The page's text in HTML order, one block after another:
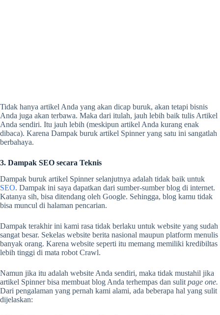
Tidak hanya artikel Anda yang akan dicap buruk, akan tetapi bisnis
Anda juga akan terbawa. Maka dari itulah, jauh lebih baik tulis Artikel
Anda sendiri. Itu jauh lebih (meskipun artikel Anda kurang enak
dibaca). Karena Dampak buruk artikel Spinner yang satu ini sangatlah
berbahaya.
3. Dampak SEO secara Teknis
Dampak buruk artikel Spinner selanjutnya adalah tidak baik untuk
SEO. Dampak ini saya dapatkan dari sumber-sumber blog di internet.
Katanya sih, bisa ditendang oleh Google. Sehingga, blog kamu tidak
bisa muncul di halaman pencarian.
Dampak terakhir ini kami rasa tidak berlaku untuk website yang sudah
sangat besar. Sekelas website berita nasional maupun platform menulis
banyak orang. Karena website seperti itu memang memiliki kredibiltas
lebih tinggi di mata robot Crawl.
Namun jika itu adalah website Anda sendiri, maka tidak mustahil jika
artikel Spinner bisa membuat blog Anda terhempas dan sulit page one.
Dari pengalaman yang pernah kami alami, ada beberapa hal yang sulit
dijelaskan: